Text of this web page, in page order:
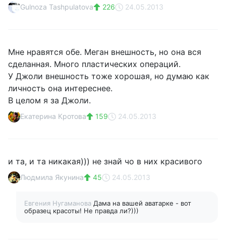
Gulnoza Tashpulatova 226 24.05.2013
Мне нравятся обе. Меган внешность, но она вся
сделанная. Много пластических операций.
У Джоли внешность тоже хорошая, но думаю как
личность она интереснее.
В целом я за Джоли.
Екатерина Кротова 159 24.05.2013
и та, и та никакая))) не знай чо в них красивого
Людмила Якунина 45 24.05.2013
Евгения Нугаманова Дама на вашей аватарке - вот
образец красоты! Не правда ли?)))